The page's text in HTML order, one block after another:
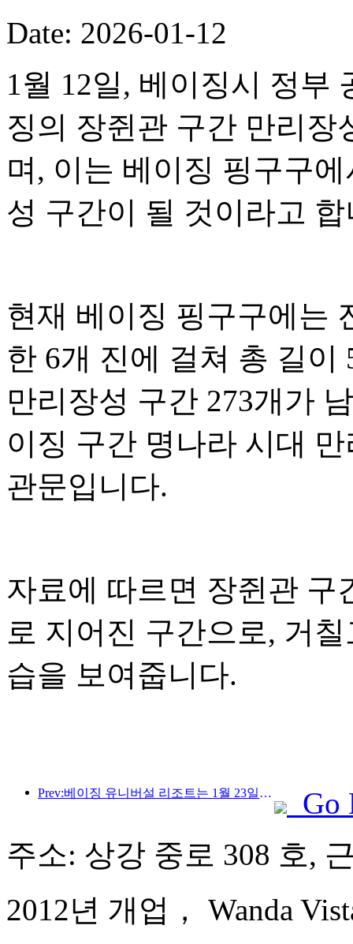
Date: 2026-01-12
1월 12일, 베이징시 정부
징의 장쥔관 구간 만리장
며, 이는 베이징 핑구구
성 구간이 될 것이라고
현재 베이징 핑구구에는
한 6개 진에 걸쳐 총 길이
만리장성 구간 273개가
이징 구간 명나라 시대
관문입니다.
자료에 따르면 장쥔관 구
로 지어진 구간으로, 거
습을 보여줍니다.
Prev:베이징 유니버설 리조트는 1월 23일부터 40일간 유니버설 중국 설날 이벤트를 개최합니다.
Go
주소: 상강 중로 308 호,
2012년 개업， Wanda